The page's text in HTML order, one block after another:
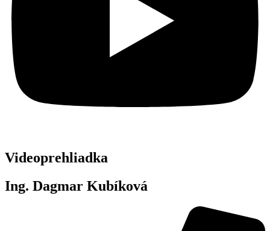
Videoprehliadka
Ing. Dagmar Kubíková